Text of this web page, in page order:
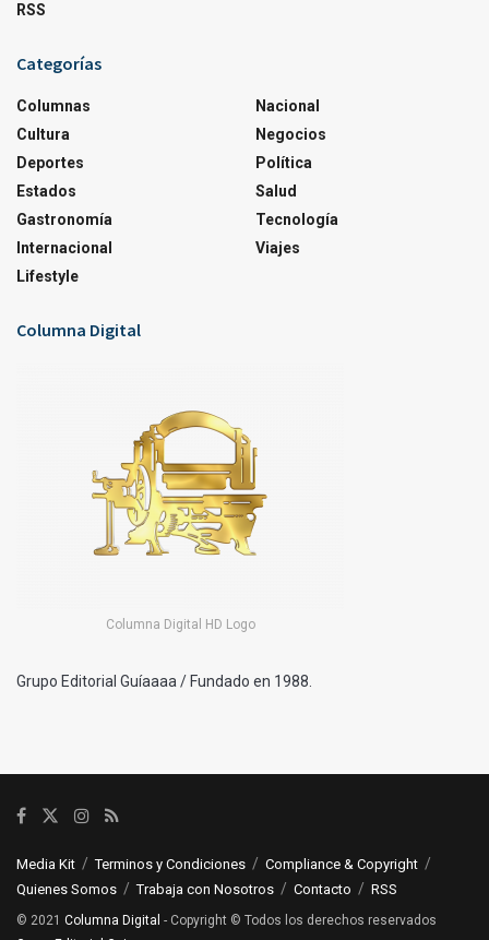
RSS
Categorías
Columnas
Cultura
Deportes
Estados
Gastronomía
Internacional
Lifestyle
Nacional
Negocios
Política
Salud
Tecnología
Viajes
Columna Digital
Columna Digital HD Logo
Grupo Editorial Guíaaaa / Fundado en 1988.
Media Kit Terminos y Condiciones
Compliance & Copyright
Quienes Somos
Trabaja con Nosotros Contacto RSS
© 2021 Columna Digital - Copyright © Todos los derechos reservados